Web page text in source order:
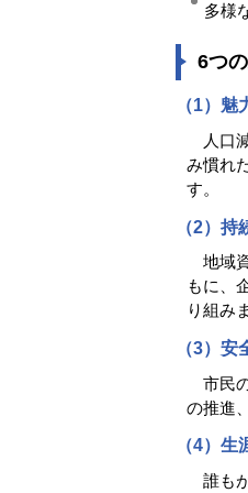
多様
6つ
（1）
人口
み慣れ
す。
（2）
地域
もに、
り組み
（3）
市民
の推進
（4）
誰も